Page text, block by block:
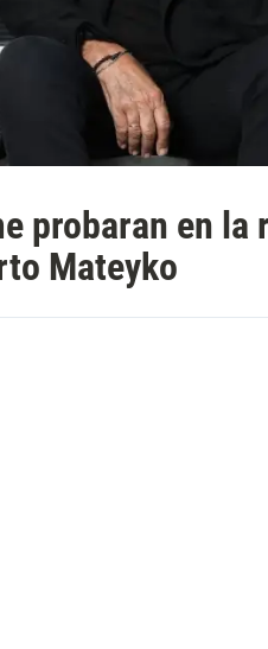
probaran en la
Mateyko